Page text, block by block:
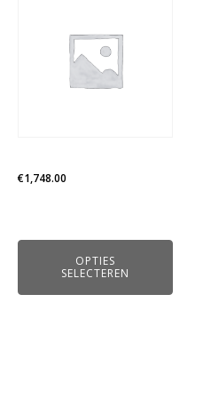
€1,748.00
OPTIES
SELECTEREN
meerdere
variaties.
gekozen
de
productpagina